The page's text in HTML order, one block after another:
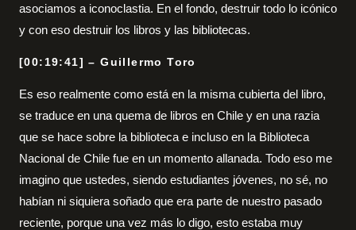
asociamos a iconoclastia. En el fondo, destruir todo lo icónico
y con eso destruir los libros y las bibliotecas.
[00:19:41] – Guillermo Toro
Es eso realmente como está en la misma cubierta del libro,
se traduce en una quema de libros en Chile y en una razia
que se hace sobre la biblioteca e incluso en la Biblioteca
Nacional de Chile fue en un momento allanada. Todo eso me
imagino que ustedes, siendo estudiantes jóvenes, no sé, no
habían ni siquiera soñado que era parte de nuestro pasado
reciente, porque una vez más lo digo, esto estaba muy